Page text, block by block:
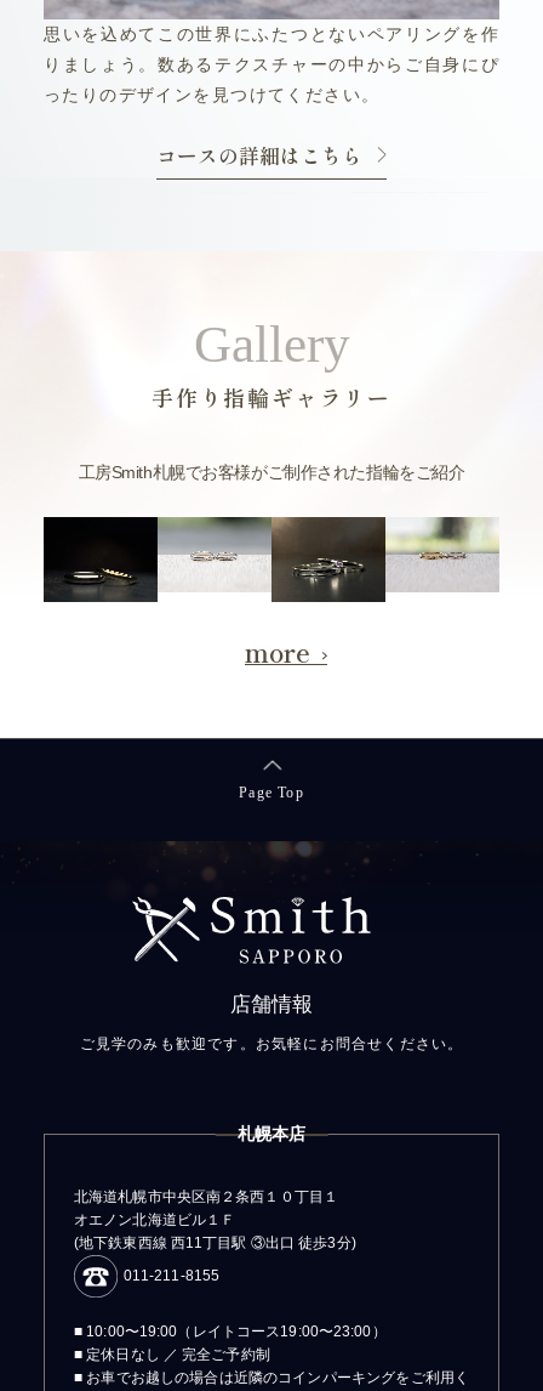
思いを込めてこの世界にふたつとないペアリングを作
りましょう。数あるテクスチャーの中からご自身にぴ
ったりのデザインを見つけてください。
コースの詳細はこちら
Gallery
手作り指輪ギャラリー
工房Smith札幌でお客様がご制作された指輪をご紹介
more
Page Top
店舗情報
ご見学のみも歓迎です。お気軽にお問合せください。
札幌本店
北海道札幌市中央区南２条西１０丁目１
オエノン北海道ビル１Ｆ
(地下鉄東西線 西11丁目駅 ③出口 徒歩3分)
011-211-8155
■ 10:00〜19:00（レイトコース19:00〜23:00）
■ 定休日なし ／ 完全ご予約制
■ お車でお越しの場合は近隣のコインパーキングをご利用く